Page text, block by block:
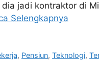
jadi kontraktor di
Selengkapnya
, Pensiun,Teknologi,